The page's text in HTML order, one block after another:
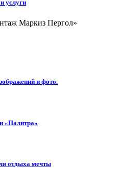
услуги
Маркиз Пергол»
и фото.
«Палитра»
отдыха мечты